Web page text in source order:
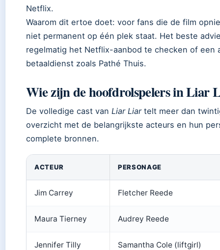
Netflix.
Waarom dit ertoe doet: voor fans die de film
niet permanent op één plek staat. Het beste
regelmatig het Netflix-aanbod te checken of een
betaaldienst zoals Pathé Thuis.
Wie zijn de hoofdrolspelers in Liar
De volledige cast van Liar Liartelt meer dan
overzicht met de belangrijkste acteurs en hun
complete bronnen.
ACTEUR PERSONAGE
Jim Carrey Fletcher Reede
Maura Tierney Audrey Reede
Jennifer Tilly Samantha Cole (liftgirl)